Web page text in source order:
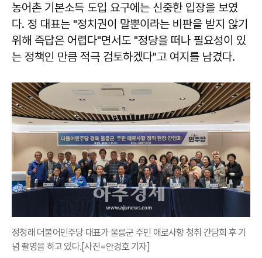
농어촌 기본소득 도입 요구에는 신중한 입장을 보였
다. 정 대표는 "정치권이 말뿐이라는 비판을 받지 않기
위해 즉답은 어렵다"면서도 "정당을 떠나 필요성이 있
는 정책인 만큼 적극 검토하겠다"고 여지를 남겼다.
정청래 더불어민주당 대표가 울릉군 주민 애로사항 청취 간담회 후 기
념 촬영을 하고 있다.[사진=안경호 기자]